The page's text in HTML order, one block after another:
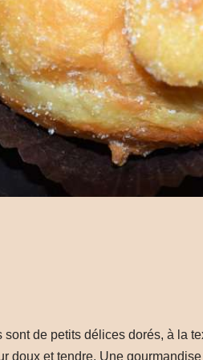
sont de petits délices dorés, à la
doux et tendre. Une